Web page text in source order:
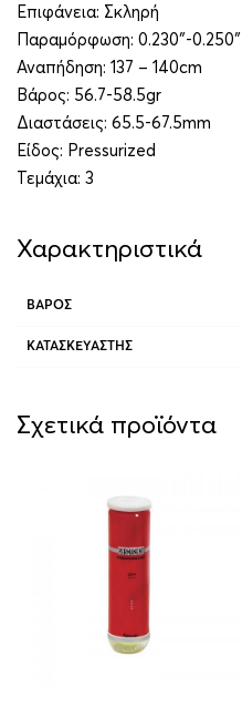
Επιφάνεια: Σκληρή
Παραμόρφωση: 0.230″-0.250″
Αναπήδηση: 137 – 140cm
Βάρος: 56.7-58.5gr
Διαστάσεις: 65.5-67.5mm
Είδος: Pressurized
Τεμάχια: 3
Χαρακτηριστικά
ΒΆΡΟΣ
ΚΑΤΑΣΚΕΥΑΣΤΉΣ
Σχετικά προϊόντα